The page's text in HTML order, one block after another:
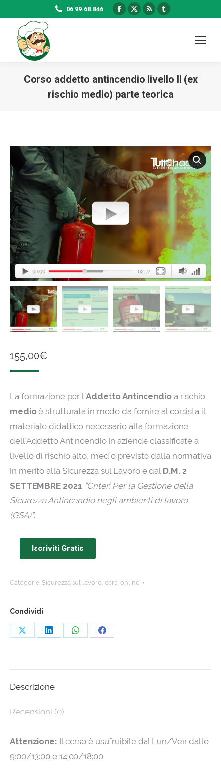
06.99.68.846
Facebook
window
X
window
Rss
window
Tumblr
window
Corso addetto antincendio livello II (ex
rischio medio) parte teorica
155,00€
La formazione per l’Addetto Antincendio a rischio
medio è strutturata in modo da fornire al corsista il
materiale didattico necessario alla formazione
dell’Addetto Antincendio in aziende classificate a
livello di rischio alto, medio previsto dalla normativa
in merito alla Sicurezza sul Lavoro e dal D.M. 2
SETTEMBRE 2021 “Criteri Per la Gestione della
Sicurezza Antincendio negli ambienti di lavoro
(GSA)”.
Iscriviti Gratis
Categorie: Sicurezza sul lavoro, corsi online
Condividi
Share Share Share Share
Descrizione
Recensioni (0)
Attenzione: Il corso è usufruibile dal Lun/Ven dalle
9:00/13:00 e 14:00/18:00